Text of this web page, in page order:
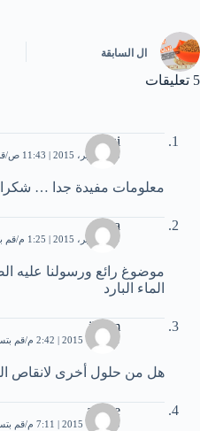
ال السابقة
5 تعليقات
sedqi
28 سبتمبر، 2015 | 11:43 ص
معلومات مفيدة جدا … شكرا
jena
29 سبتمبر، 2015 | 1:25 م قم
موضوغ رائع ورسولنا عليه
الماء البارد
ikram
1 أكتوبر، 2015 | 2:42 م قم
هل من حلول أخرى ﻻنقاص
amine
3 أكتوبر، 2015 | 7:11 م قم